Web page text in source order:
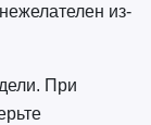
из-
При